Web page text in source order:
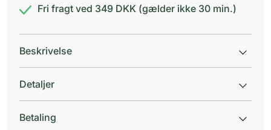
Fri fragt ved 349 DKK (gælder ikke 30 min.)
Beskrivelse
Detaljer
Betaling